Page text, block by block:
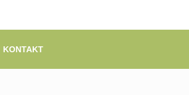
KONTAKT